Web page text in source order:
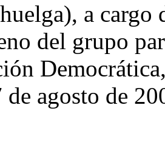
a
del grupo
de agosto de